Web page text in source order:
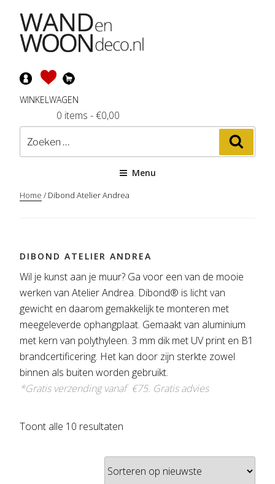
inhoud
WINKELWAGEN
-€0,00
0 items
Zoeken
naar:
Menu
Home / Dibond Atelier Andrea
DIBOND ATELIER ANDREA
Wil je kunst aan je muur? Ga voor een van de mooie
werken van Atelier Andrea. Dibond® is licht van
gewicht en daarom gemakkelijk te monteren met
meegeleverde ophangplaat. Gemaakt van aluminium
met kern van polythyleen. 3 mm dik met UV print en B1
brandcertificering. Het kan door zijn sterkte zowel
binnen als buiten worden gebruikt.
*Gratis verzending vanaf €75. Gratis advies
Toont alle 10 resultaten
nieuwste